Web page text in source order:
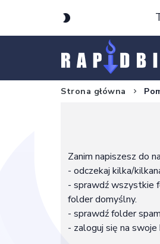
Strona główna
Zanim napiszesz do
- odczekaj kilka/
- sprawdź wszystkie
folder domyślny.
- sprawdź folder
- zaloguj się na